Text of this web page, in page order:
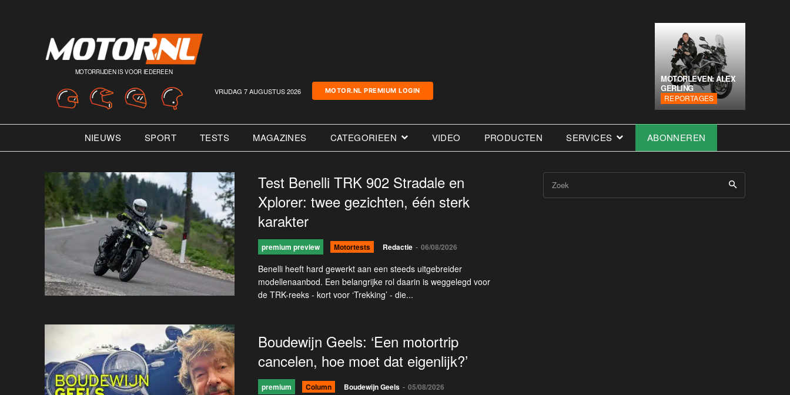
MOTORRIJDEN IS VOOR IEDEREEN
VRIJDAG 7 AUGUSTUS 2026 MOTOR.NL PREMIUM LOGIN
MOTORLEVEN: ALEX
GERLING
REPORTAGES
NIEUWS SPORT TESTS MAGAZINES CATEGORIEEN VIDEO PRODUCTEN SERVICES ABONNEREN
Test Benelli TRK 902 Stradale en
Xplorer: twee gezichten, één sterk
karakter
premium preview Motortests Redactie - 06/08/2026
Benelli heeft hard gewerkt aan een steeds uitgebreider
modellenaanbod. Een belangrijke rol daarin is weggelegd voor
de TRK-reeks - kort voor ‘Trekking’ - die...
Boudewijn Geels: ‘Een motortrip
cancelen, hoe moet dat eigenlijk?’
premium Column Boudewijn Geels - 05/08/2026
Zoek